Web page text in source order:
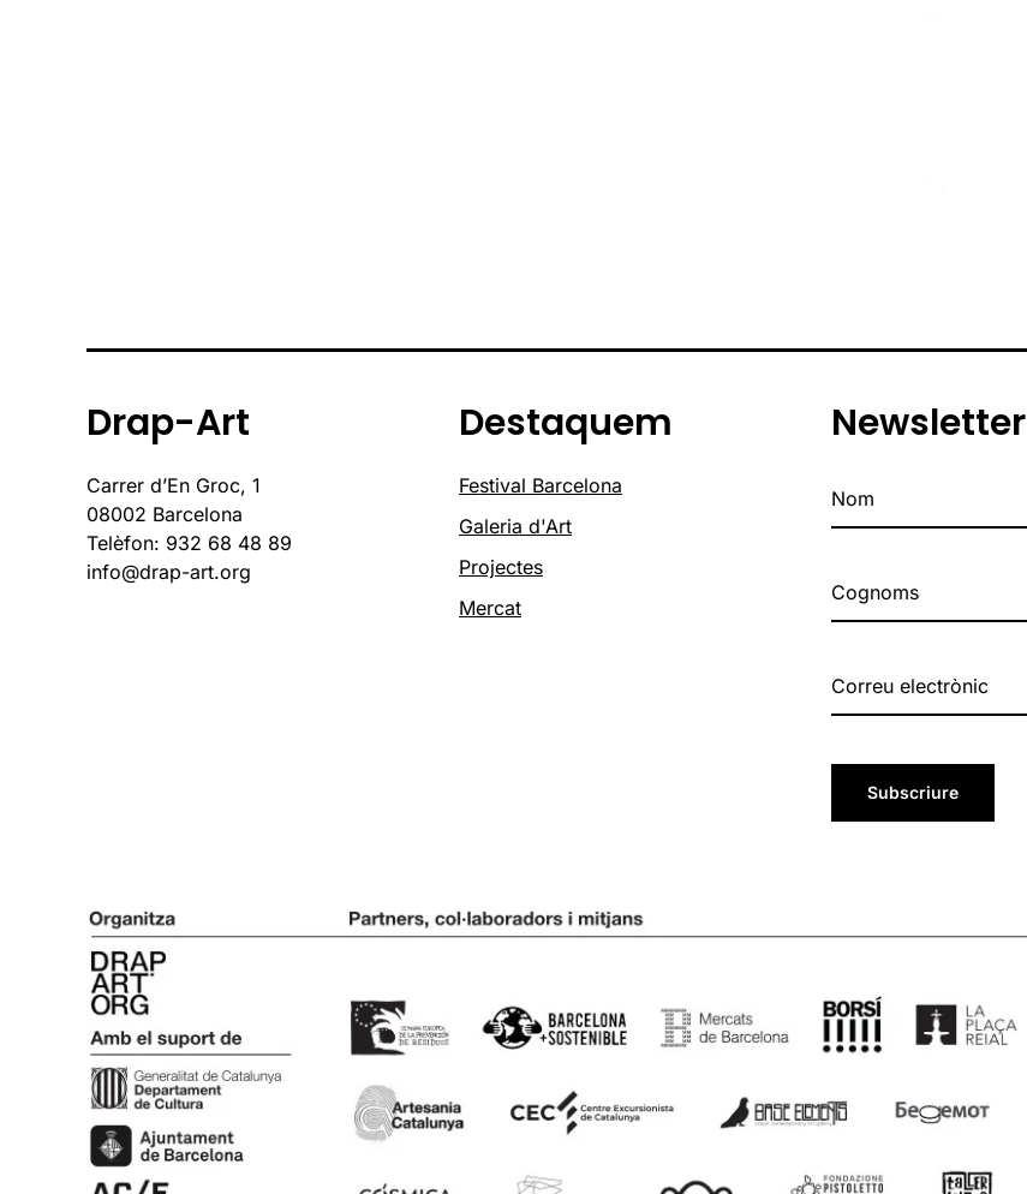
Drap-Art
Carrer d’En Groc, 1
08002 Barcelona
Telèfon: 932 68 48 89
info@drap-art.org
Destaquem
Festival Barcelona
Galeria d'Art
Projectes
Mercat
Newsletter
Subscriure